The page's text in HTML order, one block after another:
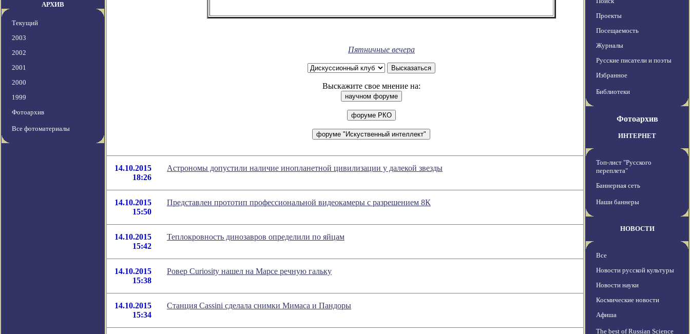
АРХИВ
Текущий
2003
2002
2001
2000
1999
Фотоархив
Все фотоматериалы
Пятничные вечера
Выскажите свое мнение на:
14.10.2015
18:26
Астрономы допустили наличие инопланетной цивилизации у далекой звезды
14.10.2015
15:50
Представлен прототип профессиональной видеокамеры с разрешением 8К
14.10.2015
15:42
Теплокровность динозавров определили по яйцам
14.10.2015
15:38
Ровер Curiosity нашел на Марсе речную гальку
14.10.2015
15:34
Станция Cassini сделала снимки Мимаса и Пандоры
Проекты
Посещаемость
Журналы
Русские писатели и поэты
Избранное
Библиотеки
Фотоархив
ИНТЕРНЕТ
Топ-лист "Русского
переплета"
Баннерная сеть
Наши баннеры
НОВОСТИ
Все
Новости русской культуры
Новости науки
Космические новости
Афиша
The best of Russian Science